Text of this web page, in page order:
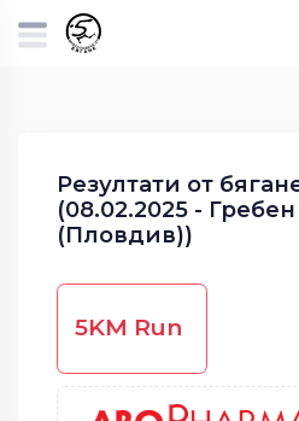
Резултати от
(08.02.2025 -
(Пловдив))
5KM Run